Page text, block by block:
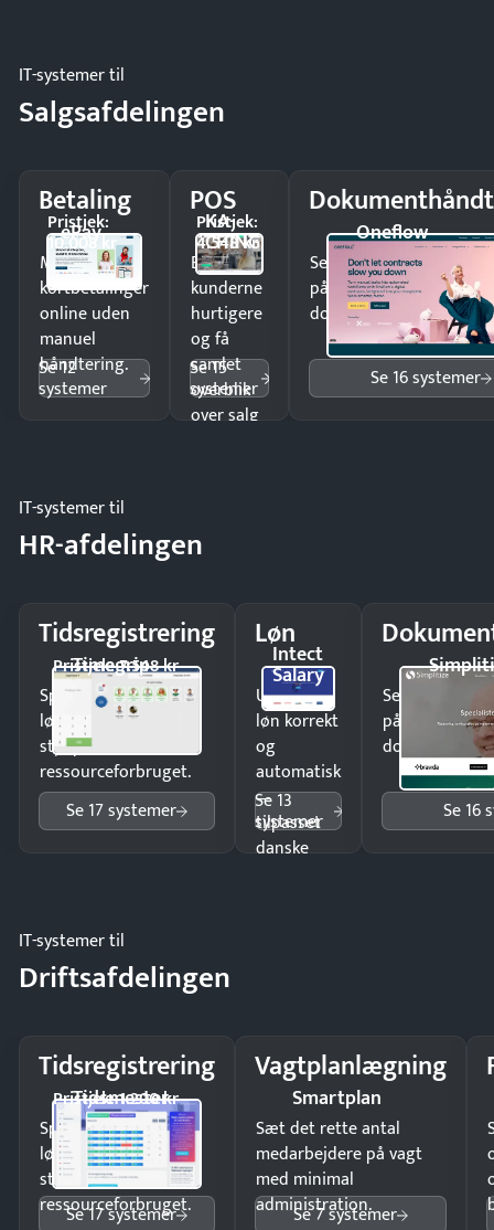
IT-systemer til
Salgsafdelingen
Betaling
ePay
Pristjek:
10.008 kr
Modtag
kortbetalinger
online uden
manuel
håndtering.
Se 12
systemer
POS
KA-
CHING
Pristjek:
4.548 kr
Ekspedér
kunderne
hurtigere
og få
samlet
overblik
over salg
Se 15
systemer
Oneflow
Send kontrakter til
på minutter og mist
dokumenter.
Se 16 systemer
IT-systemer til
HR-afdelingen
Tidsregistrering
Timegrip
Pristjek: 7.548 kr
Spar tid på
lønberegning og få
styr på
ressourceforbruget.
Se 17 systemer
Løn
Intect
Salary
Udbetal
løn korrekt
og
automatisk
—
tilpasset
danske
Se 13
systemer
Send
på minutter
dokumenter.
Se 16
IT-systemer til
Driftsafdelingen
Tidsregistrering
Tidsmester
Pristjek: 1.200 kr
Spar tid på
lønberegning og få
styr på
ressourceforbruget.
Se 17 systemer
Vagtplanlægning
Smartplan
Sæt det rette antal
medarbejdere på vagt
med minimal
administration.
Se 7 systemer